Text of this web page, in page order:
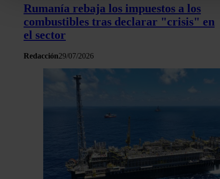
personales y establezca sus preferencias en la
sección de
Puede cambiar o retirar su consentimiento en cualquier
la Declaración de cookies.
Las cookies de este sitio web se usan para personalizar el
tráfico. Además, compartimos información sobre el uso que
sitio web con nuestros partners de redes sociales,
haya proporcionado o que hayan recopilado a partir del uso
hecho de sus servicios.
Rumanía rebaja los impuestos a los
combustibles tras declarar "crisis" en
el sector
Redacción29/07/2026